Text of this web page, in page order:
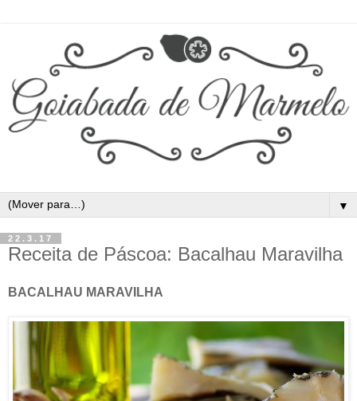
▼
22.3.17
Receita de Páscoa: Bacalhau Maravilha
BACALHAU MARAVILHA